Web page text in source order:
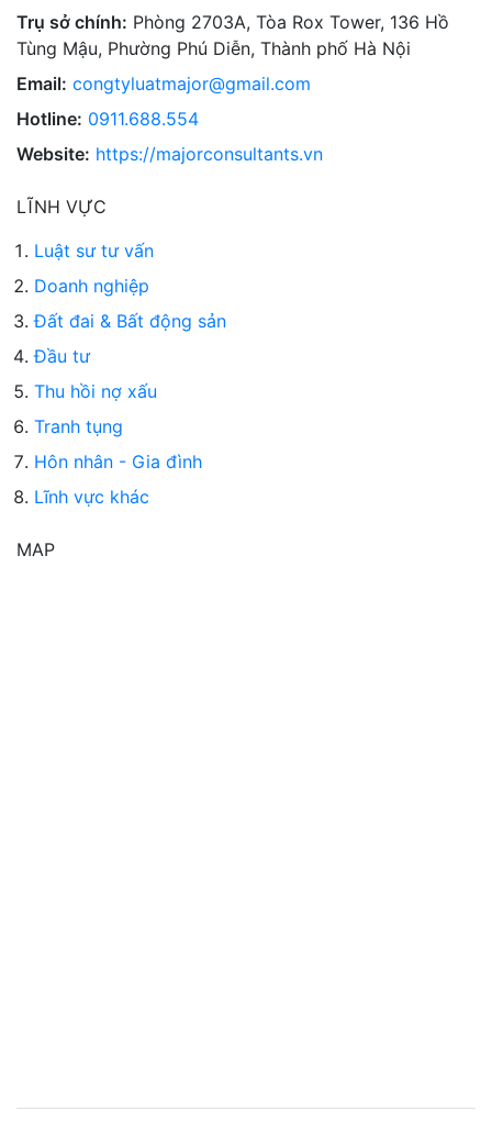
Trụ sở chính: Phòng 2703A, Tòa Rox Tower, 136 Hồ
Tùng Mậu, Phường Phú Diễn, Thành phố Hà Nội
Email: congtyluatmajor@gmail.com
Hotline: 0911.688.554
Website: https://majorconsultants.vn
LĨNH VỰC
Luật sư tư vấn
Doanh nghiệp
Đất đai & Bất động sản
Đầu tư
Thu hồi nợ xấu
Tranh tụng
Hôn nhân - Gia đình
Lĩnh vực khác
MAP